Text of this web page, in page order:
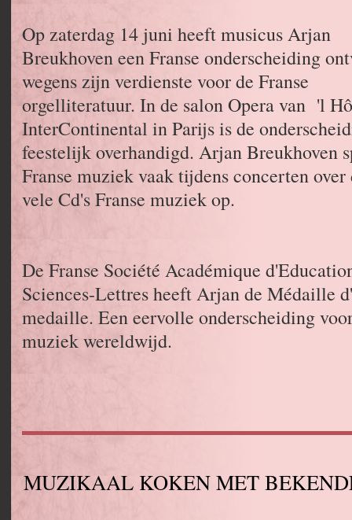
Op zaterdag 14 juni heeft musicus Arjan
Breukhoven een Franse onderscheiding
wegens zijn verdienste voor de Franse
orgelliteratuur. In de salon Opera van 'l
InterContinental in Parijs is de
feestelijk overhandigd. Arjan Breukhoven
Franse muziek vaak tijdens concerten
vele Cd's Franse muziek op.
De Franse Société Académique
Sciences-Lettres heeft Arjan de Médaille
medaille. Een eervolle onderscheiding
muziek wereldwijd.
MUZIKAAL KOKEN MET